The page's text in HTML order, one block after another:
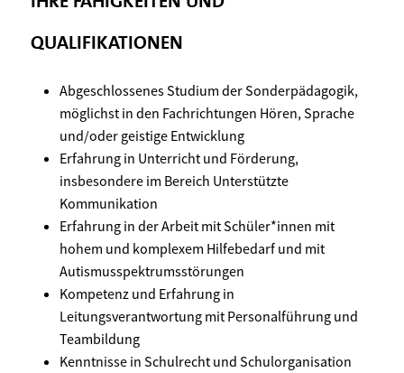
QUALIFIKATIONEN
Abgeschlossenes Studium der Sonderpädagogik,
möglichst in den Fachrichtungen Hören, Sprache
und/oder geistige Entwicklung
Erfahrung in Unterricht und Förderung,
insbesondere im Bereich Unterstützte
Kommunikation
Erfahrung in der Arbeit mit Schüler*innen mit
hohem und komplexem Hilfebedarf und mit
Autismusspektrumsstörungen
Kompetenz und Erfahrung in
Leitungsverantwortung mit Personalführung und
Teambildung
Kenntnisse in Schulrecht und Schulorganisation